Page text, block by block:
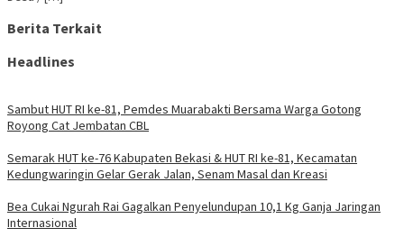
Berita Terkait
Headlines
Sambut HUT RI ke-81, Pemdes Muarabakti Bersama Warga Gotong
Royong Cat Jembatan CBL
Semarak HUT ke-76 Kabupaten Bekasi & HUT RI ke-81, Kecamatan
Kedungwaringin Gelar Gerak Jalan, Senam Masal dan Kreasi
Bea Cukai Ngurah Rai Gagalkan Penyelundupan 10,1 Kg Ganja Jaringan
Internasional